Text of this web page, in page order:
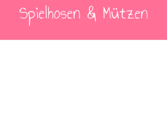
Spielhosen & Mützen